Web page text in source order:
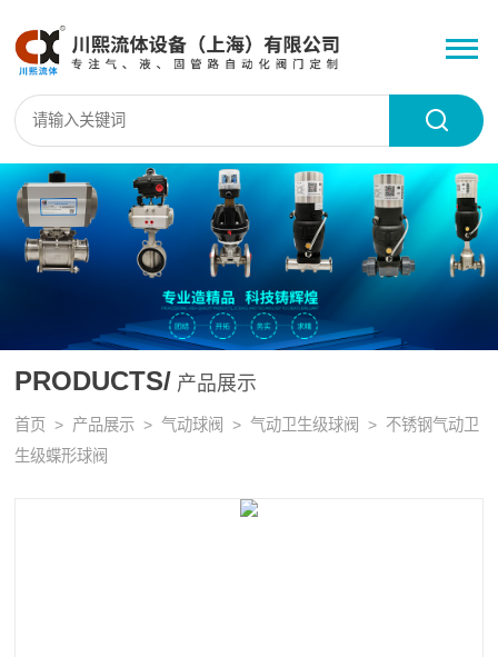
PRODUCTS/ 产品展示
首页 > 产品展示 >气动球阀 >气动卫生级球阀
> 不锈钢气动卫
生级蝶形球阀